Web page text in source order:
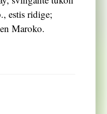
estis ridige;
Maroko.